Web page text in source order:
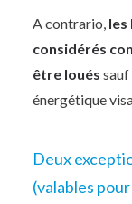
A contrario, les
considérés
être loués sauf
énergétique
Deux
(valables